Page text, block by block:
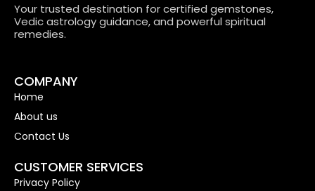
Your trusted destination for certified gemstones,
Vedic astrology guidance, and powerful spiritual
remedies.
COMPANY
Home
About us
Contact Us
CUSTOMER SERVICES
Privacy Policy